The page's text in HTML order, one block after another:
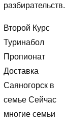
разбирательств.
Второй Курс
Туринабол
Пропионат
Доставка
Саяногорск в
семье Сейчас
многие семьи